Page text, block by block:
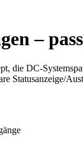
–
die DC-
Statusanzeige/